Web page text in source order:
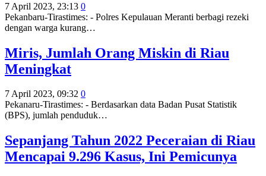
7 April 2023, 23:13 0
Pekanbaru-Tirastimes: - Polres Kepulauan Meranti berbagi rezeki
dengan warga kurang…
Miris, Jumlah Orang Miskin di Riau
Meningkat
7 April 2023, 09:32 0
Pekanaru-Tirastimes: - Berdasarkan data Badan Pusat Statistik
(BPS), jumlah penduduk…
Sepanjang Tahun 2022 Peceraian di Riau
Mencapai 9.296 Kasus, Ini Pemicunya